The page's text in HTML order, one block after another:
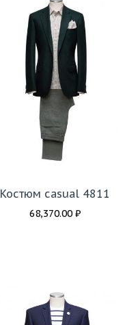
Костюм casual 4811
68,370.00 ₽